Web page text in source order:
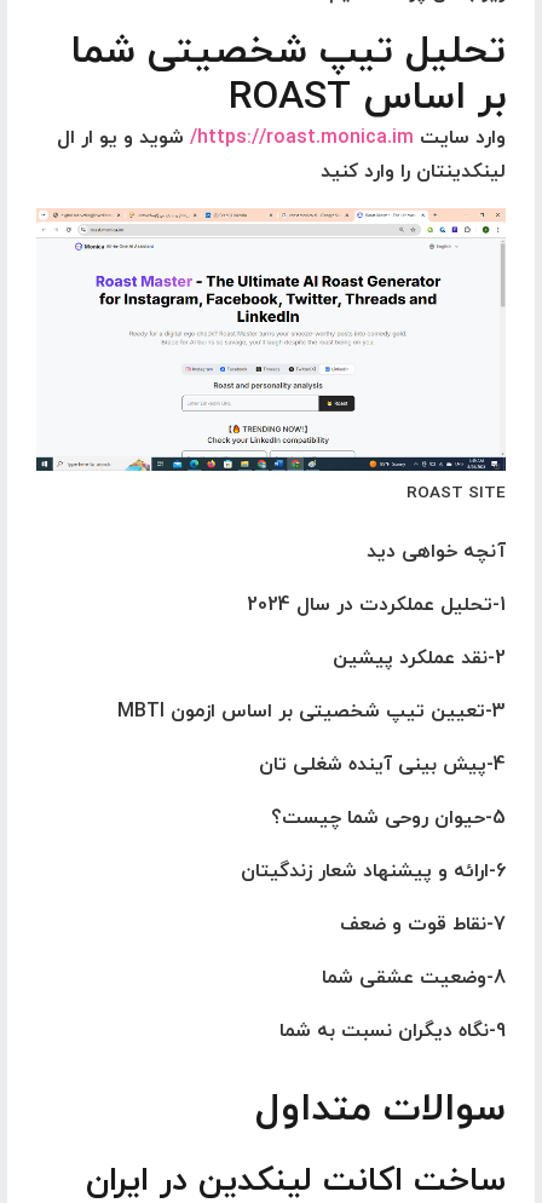
تحلیل تیپ شخصیتی شما
بر اساس ROAST
وارد سایت https://roast.monica.im/ شوید و یو ار ال
لینکدینتان را وارد کنید
ROAST SITE
آنچه خواهی دید
1-تحلیل عملکردت در سال 2024
2-نقد عملکرد پیشین
3-تعیین تیپ شخصیتی بر اساس ازمون
MBTI
4-پیش بینی آینده شغلی تان
5-حیوان روحی شما چیست؟
6-ارائه و پیشنهاد شعار زندگیتان
7-نقاط قوت و ضعف
8-وضعیت عشقی شما
9-نگاه دیگران نسبت به شما
سوالات متداول
ساخت اکانت لینکدین در ایران